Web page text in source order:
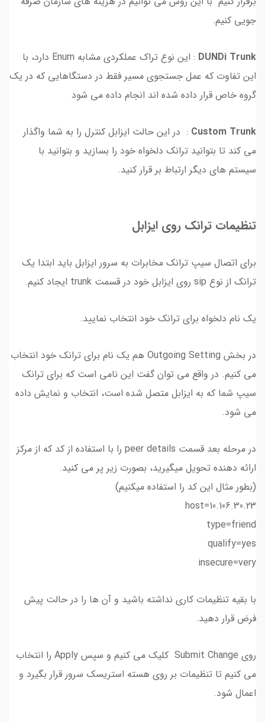
جویی کنیم.
DUNDi Trunk
: این نوع تراک عملکردی مشابه Enum دارد، با
این تفاوت که عمل جستجوی مسیر فقط در دستگاهایی که در یک
گروه خاص قرار داده شده اند انجام داده می شود
Custom Trunk : در این حالت ایزابل کنترل را به شما واگذار
می کند تا بتوانید ترانک دلخواه خود را بسازید و بتوانید با
سیستم های دیگر ارتباط بر قرار کنید.
تنظیمات ترانک روی ایزابل
برای اتصال سیپ ترانک مخابرات به سرور ایزابل باید ابتدا یک
ترانک از نوع sip روی ایزابل خود در قسمت trunk ایجاد کنیم.
یک نام دلخواه برای ترانک خود انتخاب نمایید.
در بخش Outgoing Setting هم یک نام برای ترانک خود انتخاب
می کنیم. در واقع می توان گفت این نامی است که برای ترانک
سیپ شما که به ایزابل متصل شده است، انتخاب و نمایش داده
می شود.
در مرحله بعد قسمت peer details را با استفاده از کد که از مرکز
ارائه دهنده تحویل میگیرید، بصورت زیر پر می کنید.
(بطور مثال این کد را استفاده میکنیم)
host=10.106.30.23
type=friend
qualify=yes
insecure=very
با بقیه تنظیمات کاری نداشته باشید و آن ها را در حالت پیش
فرض قرار دهید.
روی Submit Change کلیک می کنیم و سپس Apply را انتخاب
می کنیم تا تنظیمات بر روی هسته استریسک سرور قرار بگیرد و
اعمال شود.